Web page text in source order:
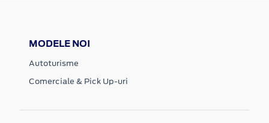
MODELE NOI
Autoturisme
Comerciale & Pick Up-uri